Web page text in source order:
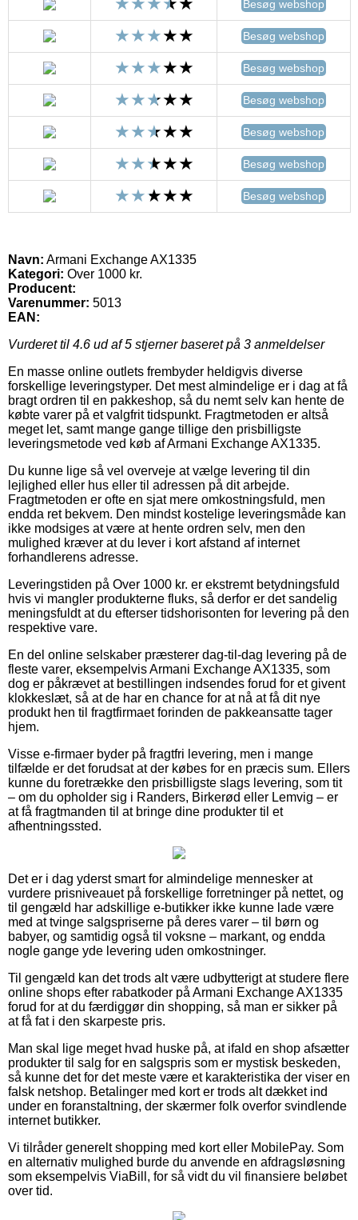
Besøg webshop
Besøg webshop
Besøg webshop
Besøg webshop
Besøg webshop
Besøg webshop
Besøg webshop
Navn: Armani Exchange AX1335
Kategori: Over 1000 kr.
Producent:
Varenummer: 5013
EAN:
Vurderet til 4.6 ud af 5 stjerner baseret på 3 anmeldelser
En masse online outlets frembyder heldigvis diverse
forskellige leveringstyper. Det mest almindelige er i dag at få
bragt ordren til en pakkeshop, så du nemt selv kan hente de
købte varer på et valgfrit tidspunkt. Fragtmetoden er altså
meget let, samt mange gange tillige den prisbilligste
leveringsmetode ved køb af Armani Exchange AX1335.
Du kunne lige så vel overveje at vælge levering til din
lejlighed eller hus eller til adressen på dit arbejde.
Fragtmetoden er ofte en sjat mere omkostningsfuld, men
endda ret bekvem. Den mindst kostelige leveringsmåde kan
ikke modsiges at være at hente ordren selv, men den
mulighed kræver at du lever i kort afstand af internet
forhandlerens adresse.
Leveringstiden på Over 1000 kr. er ekstremt betydningsfuld
hvis vi mangler produkterne fluks, så derfor er det sandelig
meningsfuldt at du efterser tidshorisonten for levering på den
respektive vare.
En del online selskaber præsterer dag-til-dag levering på de
fleste varer, eksempelvis Armani Exchange AX1335, som
dog er påkrævet at bestillingen indsendes forud for et givent
klokkeslæt, så at de har en chance for at nå at få dit nye
produkt hen til fragtfirmaet forinden de pakkeansatte tager
hjem.
Visse e-firmaer byder på fragtfri levering, men i mange
tilfælde er det forudsat at der købes for en præcis sum. Ellers
kunne du foretrække den prisbilligste slags levering, som tit
– om du opholder sig i Randers, Birkerød eller Lemvig – er
at få fragtmanden til at bringe dine produkter til et
afhentningssted.
Det er i dag yderst smart for almindelige mennesker at
vurdere prisniveauet på forskellige forretninger på nettet, og
til gengæld har adskillige e-butikker ikke kunne lade være
med at tvinge salgspriserne på deres varer – til børn og
babyer, og samtidig også til voksne – markant, og endda
nogle gange yde levering uden omkostninger.
Til gengæld kan det trods alt være udbytterigt at studere flere
online shops efter rabatkoder på Armani Exchange AX1335
forud for at du færdiggør din shopping, så man er sikker på
at få fat i den skarpeste pris.
Man skal lige meget hvad huske på, at ifald en shop afsætter
produkter til salg for en salgspris som er mystisk beskeden,
så kunne det for det meste være et karakteristika der viser en
falsk netshop. Betalinger med kort er trods alt dækket ind
under en foranstaltning, der skærmer folk overfor svindlende
internet butikker.
Vi tilråder generelt shopping med kort eller MobilePay. Som
en alternativ mulighed burde du anvende en afdragsløsning
som eksempelvis ViaBill, for så vidt du vil finansiere beløbet
over tid.